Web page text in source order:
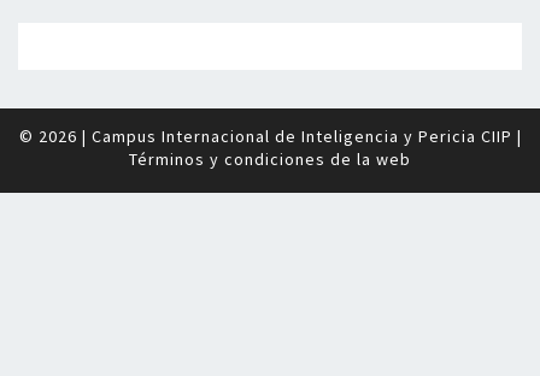
© 2026 | Campus Internacional de Inteligencia y Pericia CIIP |
Términos y condiciones de la web